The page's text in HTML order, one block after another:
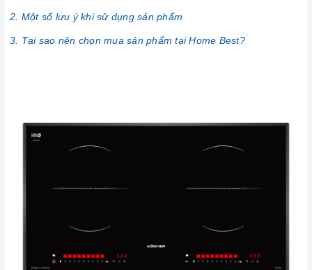
2. Một số lưu ý khi sử dụng sản phẩm
3. Tại sao nên chọn mua sản phẩm tại Home Best?